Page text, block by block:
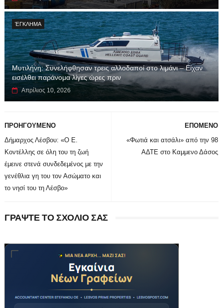
ΈΓΚΛΗΜΑ
Μυτιλήνη: Συνελήφθησαν τρεις αλλοδαποί στο λιμάνι – Είχαν
εισέλθει παράνομα λίγες ώρες πριν
Απρίλιος 10, 2026
ΕΠΟΜΕΝΟ
«Φωτιά και ατσάλι» από την 98
ΑΔΤΕ στο Καμμενο Δάσος
ΠΡΟΗΓΟΥΜΕΝΟ
Δήμαρχος Λέσβου: «Ο Ε.
Κοντέλλης σε όλη του τη ζωή
έμεινε στενά συνδεδεμένος με την
γενέθλια γη του τον Ασώματο και
το νησί του τη Λέσβο»
ΓΡΑΨΤΕ ΤΟ ΣΧΟΛΙΟ ΣΑΣ